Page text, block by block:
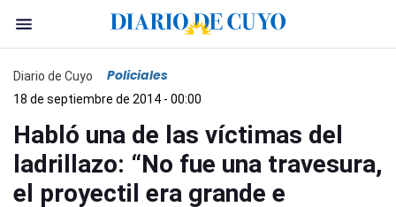
Diario de Cuyo Policiales
18 de septiembre de 2014 - 00:00
Habló una de las víctimas del
ladrillazo: “No fue una travesura,
el proyectil era grande e